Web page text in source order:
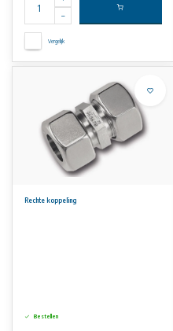
Vergelijk
Rechte koppeling
Bestellen